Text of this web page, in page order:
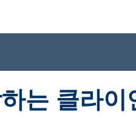
는 클라